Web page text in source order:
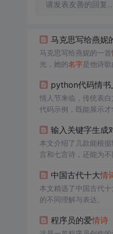
请发表友善的回复
马克思写给燕妮
马克思写给燕妮的一首
光，她的名字是他诗
python代码情书
情人节来临，传统表
代码示例，既能展示才
输入关键字生成
本文介绍了几款能根据
言和七言诗，还能为不
中国古代十大情
本文精选了中国古代十
的不同理解与表达。
程序员的爱情诗